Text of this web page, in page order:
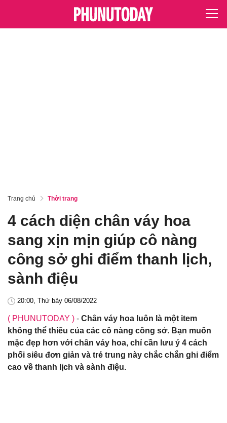
Trang chủ Thời trang
4 cách diện chân váy hoa
sang xịn mịn giúp cô nàng
công sở ghi điểm thanh lịch,
sành điệu
20:00, Thứ bảy 06/08/2022
( PHUNUTODAY ) - Chân váy hoa luôn là một item
không thể thiếu của các cô nàng công sở. Bạn muốn
mặc đẹp hơn với chân váy hoa, chỉ cần lưu ý 4 cách
phối siêu đơn giản và trẻ trung này chắc chắn ghi điểm
cao về thanh lịch và sành điệu.